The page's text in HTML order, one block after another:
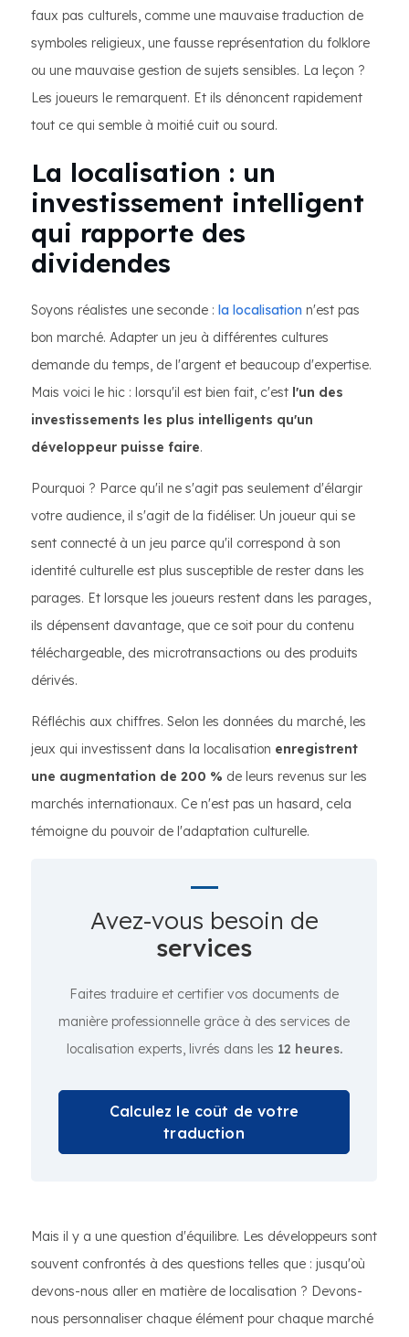
faux pas culturels, comme une mauvaise traduction de
symboles religieux, une fausse représentation du folklore
ou une mauvaise gestion de sujets sensibles. La leçon ?
Les joueurs le remarquent. Et ils dénoncent rapidement
tout ce qui semble à moitié cuit ou sourd.
La localisation : un
investissement intelligent
qui rapporte des
dividendes
Soyons réalistes une seconde : la localisation n'est pas
bon marché. Adapter un jeu à différentes cultures
demande du temps, de l'argent et beaucoup d'expertise.
Mais voici le hic : lorsqu'il est bien fait, c'est l'un des
investissements les plus intelligents qu'un
développeur puisse faire.
Pourquoi ? Parce qu'il ne s'agit pas seulement d'élargir
votre audience, il s'agit de la fidéliser. Un joueur qui se
sent connecté à un jeu parce qu'il correspond à son
identité culturelle est plus susceptible de rester dans les
parages. Et lorsque les joueurs restent dans les parages,
ils dépensent davantage, que ce soit pour du contenu
téléchargeable, des microtransactions ou des produits
dérivés.
Réfléchis aux chiffres. Selon les données du marché, les
jeux qui investissent dans la localisation enregistrent
une augmentation de 200 % de leurs revenus sur les
marchés internationaux. Ce n'est pas un hasard, cela
témoigne du pouvoir de l'adaptation culturelle.
Avez-vous besoin de
services
Faites traduire et certifier vos documents de
manière professionnelle grâce à des services de
localisation experts, livrés dans les 12 heures.
Calculez le coût de votre
traduction
Mais il y a une question d'équilibre. Les développeurs sont
souvent confrontés à des questions telles que : jusqu'où
devons-nous aller en matière de localisation ? Devons-
nous personnaliser chaque élément pour chaque marché